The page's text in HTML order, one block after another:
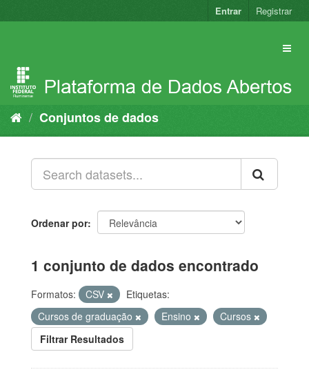
para
Entrar Registrar
Conjuntos de dados
Ordenar por
1 conjunto de dados encontrado
Formatos: CSV
Etiquetas:
Cursos de graduação
Ensino
Cursos
Filtrar Resultados